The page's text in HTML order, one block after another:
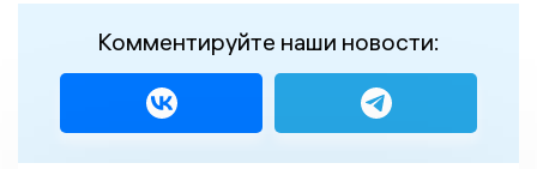
Комментируйте наши новости: